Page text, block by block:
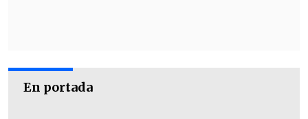
En portada